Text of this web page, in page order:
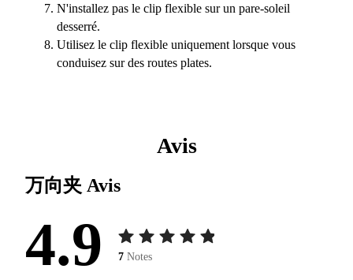
N'installez pas le clip flexible sur un pare-soleil
desserré.
Utilisez le clip flexible uniquement lorsque vous
conduisez sur des routes plates.
Avis
万向夹 Avis
4.9 7 Notes